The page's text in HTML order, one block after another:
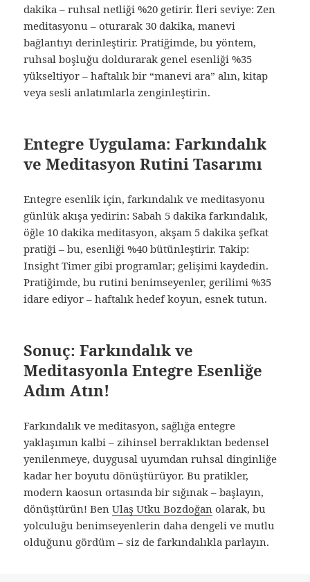
dakika – ruhsal netliği %20 getirir. İleri seviye: Zen
meditasyonu – oturarak 30 dakika, manevi
bağlantıyı derinleştirir. Pratiğimde, bu yöntem,
ruhsal boşluğu doldurarak genel esenliği %35
yükseltiyor – haftalık bir “manevi ara” alın, kitap
veya sesli anlatımlarla zenginleştirin.
Entegre Uygulama: Farkındalık
ve Meditasyon Rutini Tasarımı
Entegre esenlik için, farkındalık ve meditasyonu
günlük akışa yedirin: Sabah 5 dakika farkındalık,
öğle 10 dakika meditasyon, akşam 5 dakika şefkat
pratiği – bu, esenliği %40 bütünleştirir. Takip:
Insight Timer gibi programlar; gelişimi kaydedin.
Pratiğimde, bu rutini benimseyenler, gerilimi %35
idare ediyor – haftalık hedef koyun, esnek tutun.
Sonuç: Farkındalık ve
Meditasyonla Entegre Esenliğe
Adım Atın!
Farkındalık ve meditasyon, sağlığa entegre
yaklaşımın kalbi – zihinsel berraklıktan bedensel
yenilenmeye, duygusal uyumdan ruhsal dinginliğe
kadar her boyutu dönüştürüyor. Bu pratikler,
modern kaosun ortasında bir sığınak – başlayın,
dönüştürün! BenUlaş Utku Bozdoğan olarak, bu
yolculuğu benimseyenlerin daha dengeli ve mutlu
olduğunu gördüm – siz de farkındalıkla parlayın.